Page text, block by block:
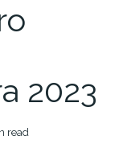
2023
read